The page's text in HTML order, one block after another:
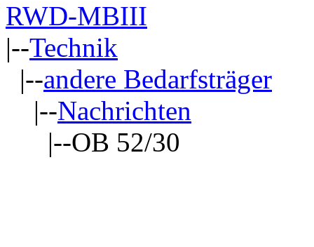
RWD-MBIII
|--Technik
|--andere Bedarfsträger
|--Nachrichten
|--OB 52/30